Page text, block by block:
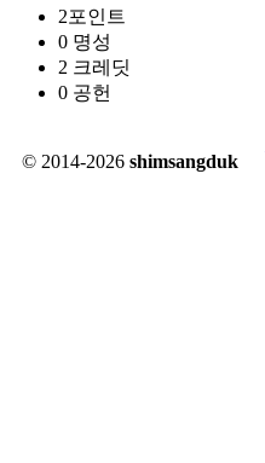
2포인트
0 명성
2 크레딧
0 공헌
© 2014-2026 shimsangduk